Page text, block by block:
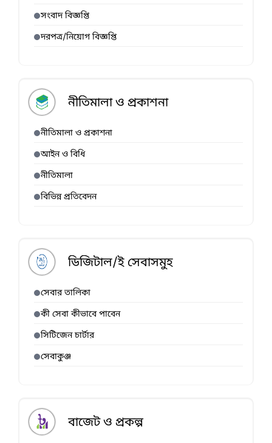
সংবাদ বিজ্ঞপ্তি
দরপত্র/নিয়োগ বিজ্ঞপ্তি
নীতিমালা ও প্রকাশনা
নীতিমালা ও প্রকাশনা
আইন ও বিধি
নীতিমালা
বিভিন্ন প্রতিবেদন
ডিজিটাল/ই সেবাসমুহ
সেবার তালিকা
কী সেবা কীভাবে পাবেন
সিটিজেন চার্টার
সেবাকুঞ্জ
বাজেট ও প্রকল্প